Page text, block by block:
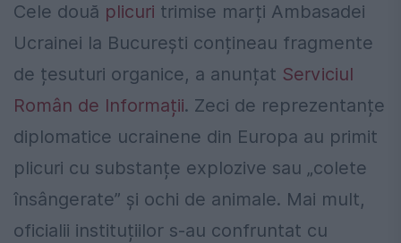
Cele două plicuri trimise marți Ambasadei
Ucrainei la București conțineau fragmente
de țesuturi organice, a anunțat Serviciul
Român de Informații. Zeci de reprezentanțe
diplomatice ucrainene din Europa au primit
plicuri cu substanțe explozive sau „colete
însângerate” și ochi de animale. Mai mult,
oficialii instituțiilor s-au confruntat cu